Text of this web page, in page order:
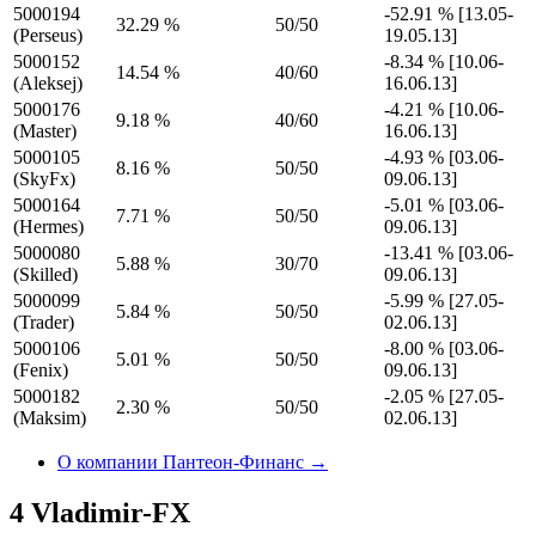
5000194
(Perseus)
32.29 % 50/50
-52.91 % [13.05-
19.05.13]
5000152
(Aleksej)
14.54 % 40/60
-8.34 % [10.06-
16.06.13]
5000176
(Master)
9.18 % 40/60
-4.21 % [10.06-
16.06.13]
5000105
(SkyFx)
8.16 % 50/50
-4.93 % [03.06-
09.06.13]
5000164
(Hermes)
7.71 % 50/50
-5.01 % [03.06-
09.06.13]
5000080
(Skilled)
5.88 % 30/70
-13.41 % [03.06-
09.06.13]
5000099
(Trader)
5.84 % 50/50
-5.99 % [27.05-
02.06.13]
5000106
(Fenix)
5.01 % 50/50
-8.00 % [03.06-
09.06.13]
5000182
(Maksim)
2.30 % 50/50
-2.05 % [27.05-
02.06.13]
О компании Пантеон-Финанс →
4 Vladimir-FX